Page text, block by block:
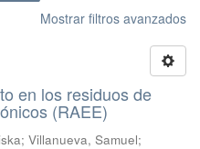
Mostrar filtros avanzados
en los residuos de
(RAEE)
; Villanueva, Samuel;